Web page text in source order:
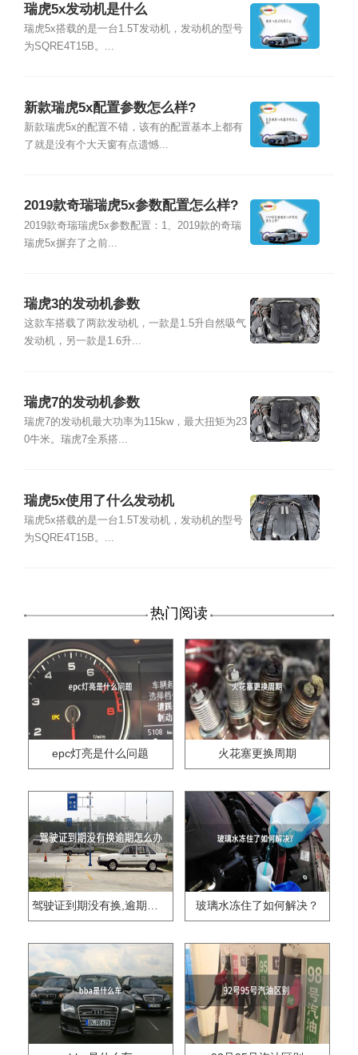
瑞虎5x发动机是什么
瑞虎5x搭载的是一台1.5T发动机，发动机的型号
为SQRE4T15B。...
新款瑞虎5x配置参数怎么样?
新款瑞虎5x的配置不错，该有的配置基本上都有
了就是没有个大天窗有点遗憾...
2019款奇瑞瑞虎5x参数配置怎么样?
2019款奇瑞瑞虎5x参数配置：1、2019款的奇瑞
瑞虎5x摒弃了之前...
瑞虎3的发动机参数
这款车搭载了两款发动机，一款是1.5升自然吸气
发动机，另一款是1.6升...
瑞虎7的发动机参数
瑞虎7的发动机最大功率为115kw，最大扭矩为23
0牛米。瑞虎7全系搭...
瑞虎5x使用了什么发动机
瑞虎5x搭载的是一台1.5T发动机，发动机的型号
为SQRE4T15B。...
热门阅读
epc灯亮是什么问题 火花塞更换周期
驾驶证到期没有换,逾期怎么办?? 玻璃水冻住了如何解决？